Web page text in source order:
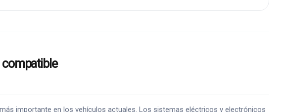
compatible
más importante en los vehículos actuales. Los sistemas eléctricos y electrónicos